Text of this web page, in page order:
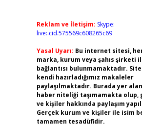
Reklam ve İletişim: Skype:
live:.cid.575569c608265c69
Yasal Uyarı: Bu internet sitesi,
marka, kurum veya şahıs şirketi
bağlantısı bulunmamaktadır.
kendi hazırladığımız makaleler
paylaşılmaktadır. Burada yer
haber niteliği taşımamakta olup,
ve kişiler hakkında paylaşım
Gerçek kurum ve kişiler ile isim
tamamen tesadüfidir.